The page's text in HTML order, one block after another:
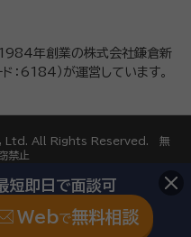
1984年創業の株式会社鎌倉新
：6184）が運営しています。
Ltd. All Rights Reserved. 無
禁止
短即日で面談可
Webで無料相談